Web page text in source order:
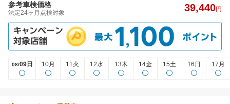
参考車検価格
法定24ヶ月点検対象 39,440円
08/09日 10月 11火 12水 13木 14金 15土 16日 17月